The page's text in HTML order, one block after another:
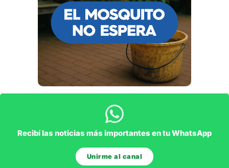
Recibí las noticias más importantes en tu WhatsApp
Unirme al canal